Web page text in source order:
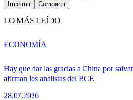
Imprimir Compartir
LO MÁS LEÍDO
Hay que dar las gracias a China por
afirman los analistas del BCE
28.07.2026
ECONOMÍA